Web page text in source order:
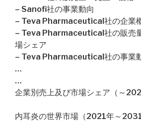
– Sanofi社の事業動向
– Teva Pharmaceutical社の企業
– Teva Pharmaceutical社の販売
場シェア
– Teva Pharmaceutical社の事業
…
…
企業別売上及び市場シェア（～
内耳炎の世界市場（2021年～2031